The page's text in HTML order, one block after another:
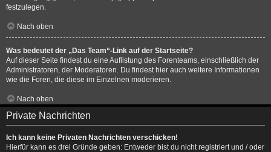
festzulegen.
Nach oben
Was bedeutet der „Das Team“-Link auf der Startseite?
Auf dieser Seite findest du eine Auflistung des Forenteams, einschließlich der
Administratoren, der Moderatoren. Du findest hier auch weitere Informationen
wie die Foren, die diese im Einzelnen moderieren.
Nach oben
Private Nachrichten
Ich kann keine Privaten Nachrichten verschicken!
Hierfür kann es drei Gründe geben: Entweder bist du nicht registriert und / oder